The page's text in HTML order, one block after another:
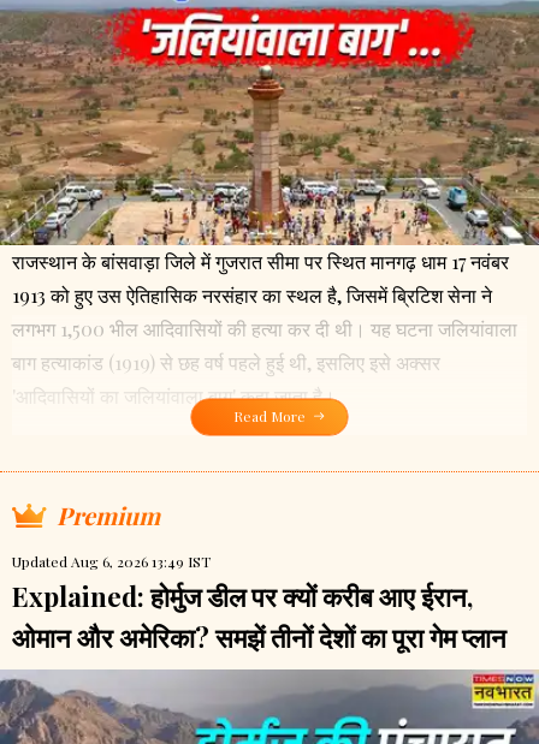
राजस्थान के बांसवाड़ा जिले में गुजरात सीमा पर स्थित मानगढ़ धाम 17 नवंबर
1913 को हुए उस ऐतिहासिक नरसंहार का स्थल है, जिसमें ब्रिटिश सेना ने
लगभग 1,500 भील आदिवासियों की हत्या कर दी थी। यह घटना जलियांवाला
बाग हत्याकांड (1919) से छह वर्ष पहले हुई थी, इसलिए इसे अक्सर
'आदिवासियों का जलियांवाला बाग' कहा जाता है।
Read More
Premium
Updated Aug 6, 2026 13:49 IST
Explained: होर्मुज डील पर क्यों करीब आए ईरान,
ओमान और अमेरिका? समझें तीनों देशों का पूरा गेम प्लान